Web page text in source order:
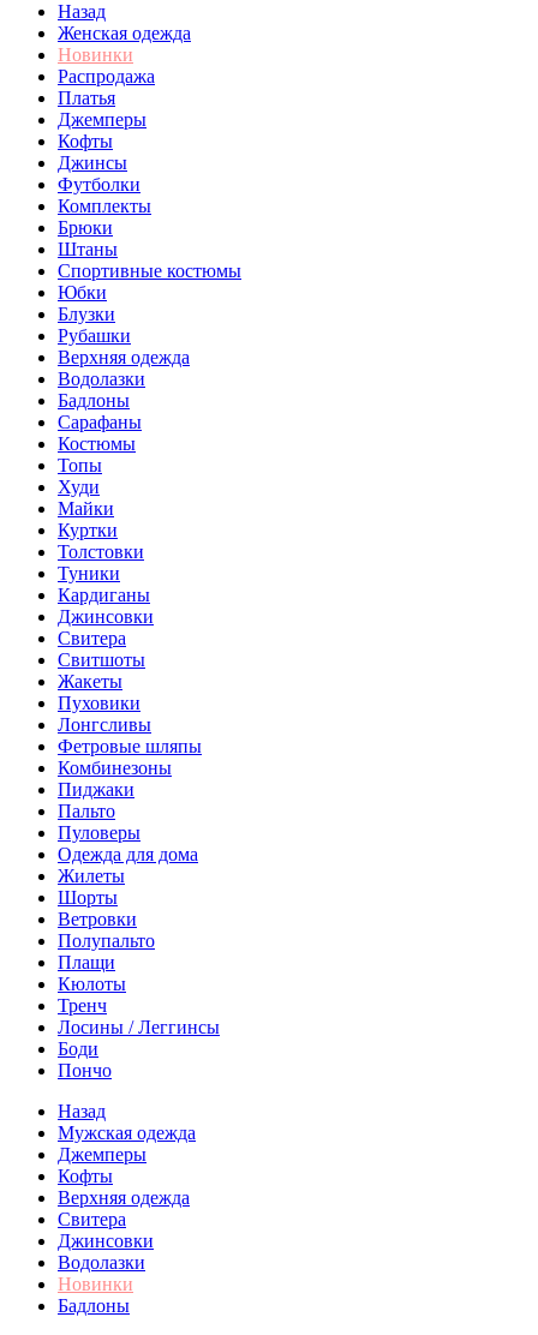
Назад
Женская одежда
Новинки
Распродажа
Платья
Джемперы
Кофты
Джинсы
Футболки
Комплекты
Брюки
Штаны
Спортивные костюмы
Юбки
Блузки
Рубашки
Верхняя одежда
Водолазки
Бадлоны
Сарафаны
Костюмы
Топы
Худи
Майки
Куртки
Толстовки
Туники
Кардиганы
Джинсовки
Свитера
Свитшоты
Жакеты
Пуховики
Лонгсливы
Фетровые шляпы
Комбинезоны
Пиджаки
Пальто
Пуловеры
Одежда для дома
Жилеты
Шорты
Ветровки
Полупальто
Плащи
Кюлоты
Тренч
Лосины / Леггинсы
Боди
Пончо
Назад
Мужская одежда
Джемперы
Кофты
Верхняя одежда
Свитера
Джинсовки
Водолазки
Новинки
Бадлоны